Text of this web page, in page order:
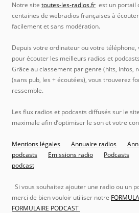
Notre site toutes-les-radios.fr est un portail
centaines de webradios françaises à
facilement et sans modération.
Depuis votre ordinateur ou votre téléphone,
pour écouter les meilleurs radios et
Grâce au classement par genre (hits, infos,
(sans pub, les + écoutées), vous trouverez
ressemble.
Les flux radios et podcasts diffusés sur le
maximale afin d’optimiser le son et votre
Mentions légales Annuaire radios
podcasts
Emissions radio Podcasts
podcast
Si vous souhaitez ajouter une radio ou un
merci de bien vouloir utiliser notre
FORMULAIRE PODCAST